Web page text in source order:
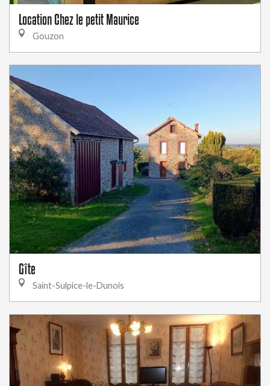
Location Chez le petit Maurice
Gouzon
Gîte
Saint-Sulpice-le-Dunois